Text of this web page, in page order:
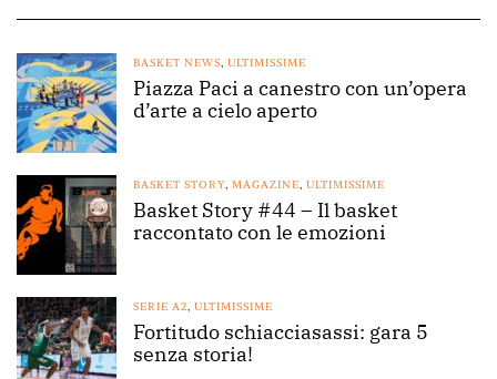
BASKET NEWS, ULTIMISSIME
Piazza Paci a canestro con un’opera
d’arte a cielo aperto
BASKET STORY, MAGAZINE, ULTIMISSIME
Basket Story #44 – Il basket
raccontato con le emozioni
SERIE A2, ULTIMISSIME
Fortitudo schiacciasassi: gara 5
senza storia!